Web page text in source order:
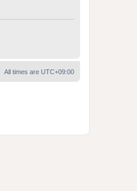
All times are UTC+09:00